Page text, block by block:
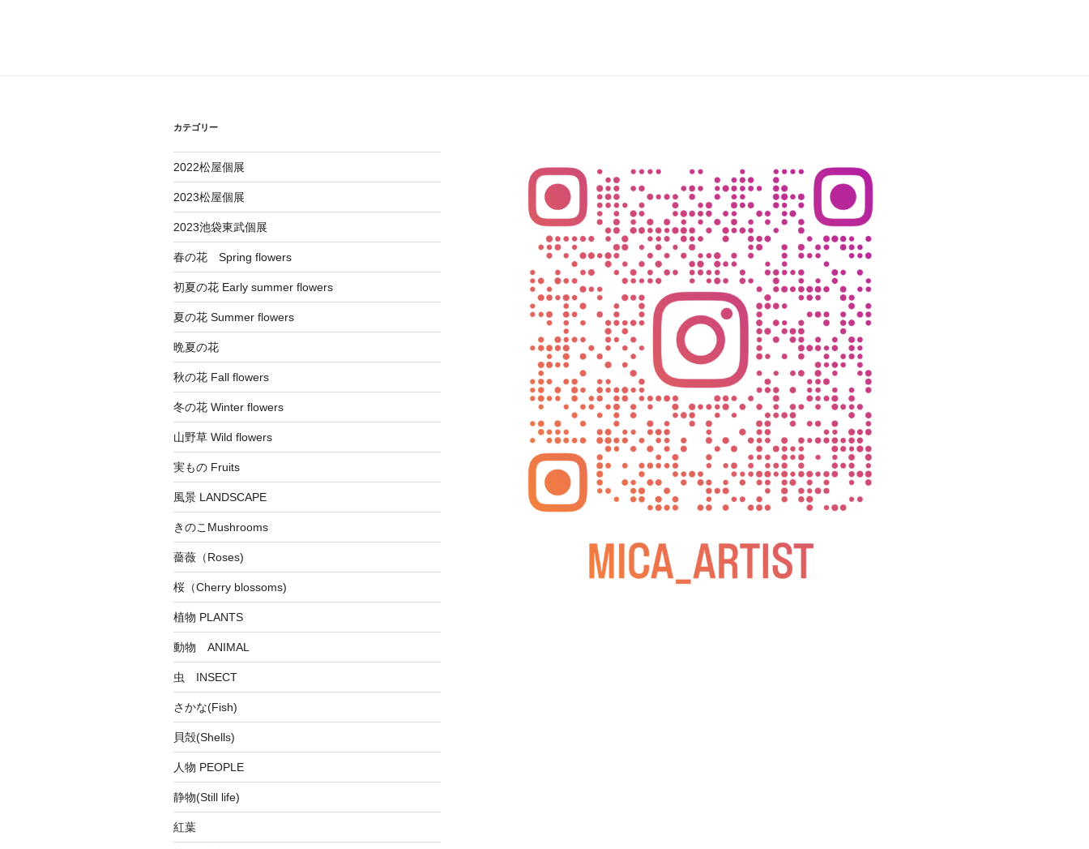
ョ
ン
カテゴリー
2022松屋個展
2023松屋個展
2023池袋東武個展
春の花 Spring flowers
初夏の花 Early summer flowers
夏の花 Summer flowers
晩夏の花
秋の花 Fall flowers
冬の花 Winter flowers
山野草 Wild flowers
実もの Fruits
風景 LANDSCAPE
きのこMushrooms
薔薇（Roses)
桜（Cherry blossoms)
植物 PLANTS
動物 ANIMAL
虫 INSECT
さかな(Fish)
貝殻(Shells)
人物 PEOPLE
静物(Still life)
紅葉